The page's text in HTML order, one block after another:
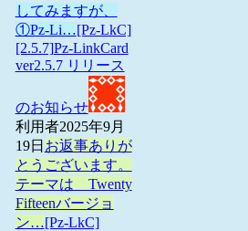
してみますが、
①Pz-Li…[Pz-LkC]
[2.5.7]Pz-LinkCard
ver2.5.7 リリース
のお知らせ
利用者2025年9月
19日 お返事ありが
とうございます。
テーマは Twenty
Fifteenバージョ
ン…[Pz-LkC]